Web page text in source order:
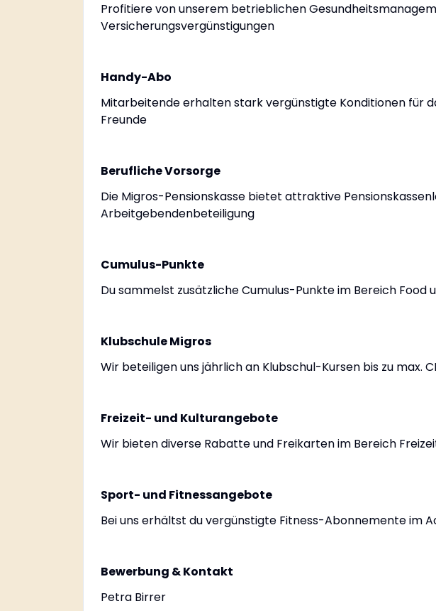
Profitiere von unserem betrieblichen
Versicherungsvergünstigungen
Handy-Abo
Mitarbeitende erhalten stark vergünstigte Konditionen für
Freunde
Berufliche Vorsorge
Die Migros-Pensionskasse bietet attraktive
Arbeitgebendenbeteiligung
Cumulus-Punkte
Du sammelst zusätzliche Cumulus-Punkte im Bereich Food
Klubschule Migros
Wir beteiligen uns jährlich an Klubschul-Kursen bis zu max.
Freizeit- und Kulturangebote
Wir bieten diverse Rabatte und Freikarten im Bereich
Sport- und Fitnessangebote
Bei uns erhältst du vergünstigte Fitness-Abonnemente im
Bewerbung & Kontakt
Petra Birrer